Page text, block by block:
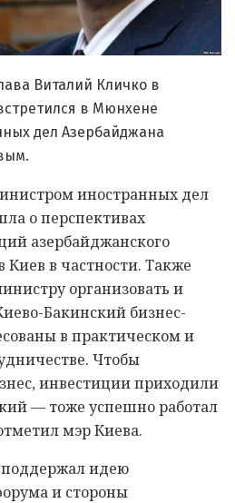
Виталий Кличко в
в Мюнхене
дел Азербайджана
иностранных дел
о перспективах
азербайджанского
Киев в частности. Также
организовать и
Бакинский бизнес-
в практическом и
Чтобы
инвестиции приходили
— тоже успешно работал
мэр Киева.
идею
и стороны